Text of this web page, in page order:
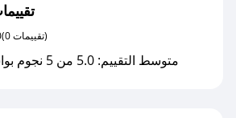
مع صحصح، تسوق بذكاء ووفّر على
(0 تقييمات)
متوسط التقييم: 5.0 من 5 نجوم بواسطة 0 مستخدمين